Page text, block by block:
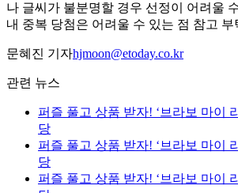
나 글씨가 불분명할 경우 선정이 어려울
내 중복 당첨은 어려울 수 있는 점 참고 부
문혜진 기자hjmoon@etoday.co.kr
관련 뉴스
퍼즐 풀고 상품 받자! ‘브라보 마이
당
퍼즐 풀고 상품 받자! ‘브라보 마이
당
퍼즐 풀고 상품 받자! ‘브라보 마이